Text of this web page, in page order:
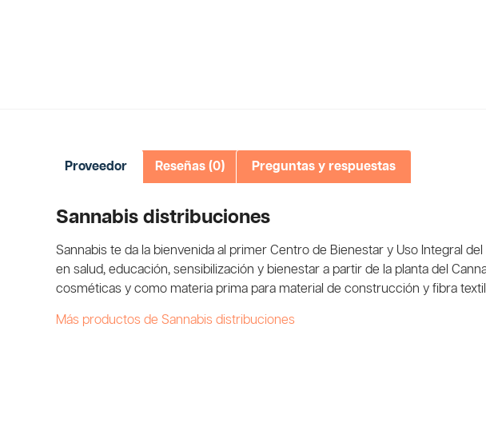
Proveedor Reseñas (0) Preguntas y respuestas
Sannabis distribuciones
Sannabis te da la bienvenida al primer Centro de Bienestar y Uso Integral
en salud, educación, sensibilización y bienestar a partir de la planta del
cosméticas y como materia prima para material de construcción y fibra
Más productos de Sannabis distribuciones